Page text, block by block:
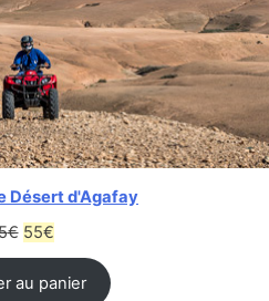
Désert d'Agafay
€ 55€
au panier